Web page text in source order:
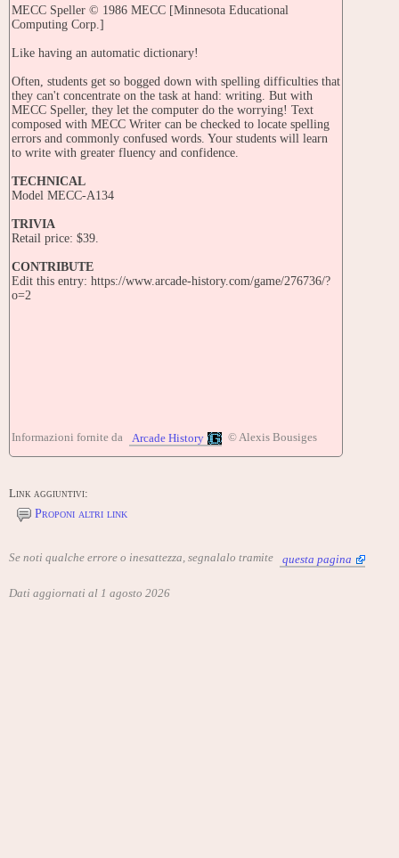
MECC Speller © 1986 MECC [Minnesota Educational
Computing Corp.]
Like having an automatic dictionary!
Often, students get so bogged down with spelling difficulties that
they can't concentrate on the task at hand: writing. But with
MECC Speller, they let the computer do the worrying! Text
composed with MECC Writer can be checked to locate spelling
errors and commonly confused words. Your students will learn
to write with greater fluency and confidence.
TECHNICAL
Model MECC-A134
TRIVIA
Retail price: $39.
CONTRIBUTE
Edit this entry: https://www.arcade-history.com/game/276736/?
o=2
Informazioni fornite da Arcade History © Alexis Bousiges
Link aggiuntivi:
Proponi altri link
Se noti qualche errore o inesattezza, segnalalo tramite questa pagina
Dati aggiornati al 1 agosto 2026